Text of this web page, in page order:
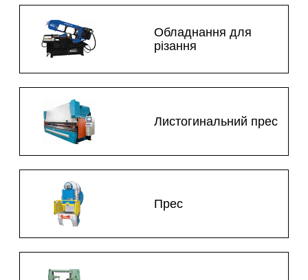
Обладнання для
різання
Листогинальний прес
Прес